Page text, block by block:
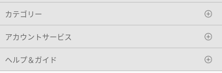
カテゴリー
アカウントサービス
ヘルプ＆ガイド